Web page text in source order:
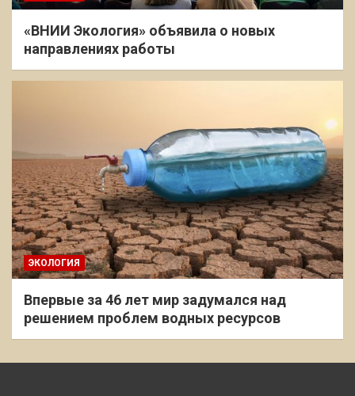
«ВНИИ Экология» объявила о новых
направлениях работы
ЭКОЛОГИЯ
Впервые за 46 лет мир задумался над
решением проблем водных ресурсов